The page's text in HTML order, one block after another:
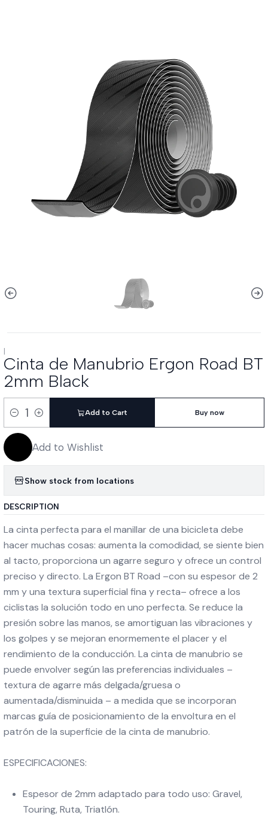
|
Cinta de Manubrio Ergon Road BT
2mm Black
Quantity
Add to Cart Buy now
Add to Wishlist
Show stock from locations
DESCRIPTION
La cinta perfecta para el manillar de una bicicleta debe
hacer muchas cosas: aumenta la comodidad, se siente bien
al tacto, proporciona un agarre seguro y ofrece un control
preciso y directo. La Ergon BT Road –con su espesor de 2
mm y una textura superficial fina y recta– ofrece a los
ciclistas la solución todo en uno perfecta. Se reduce la
presión sobre las manos, se amortiguan las vibraciones y
los golpes y se mejoran enormemente el placer y el
rendimiento de la conducción. La cinta de manubrio se
puede envolver según las preferencias individuales –
textura de agarre más delgada/gruesa o
aumentada/disminuida – a medida que se incorporan
marcas guía de posicionamiento de la envoltura en el
patrón de la superficie de la cinta de manubrio.
ESPECIFICACIONES:
Espesor de 2mm adaptado para todo uso: Gravel,
Touring, Ruta, Triatlón.